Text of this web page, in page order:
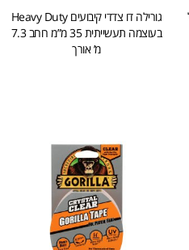
גורילה דו צדדי קיבועים Heavy Duty
בעוצמה תעשייתית 35 מ”מ רוחב 7.3
מ’ אורך